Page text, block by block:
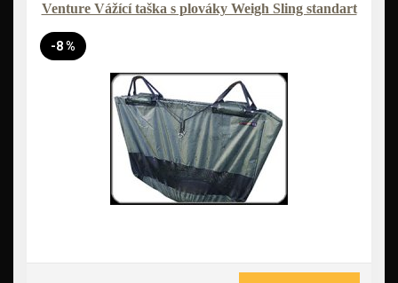
Venture Vážící taška s plováky Weigh Sling standart
-8 %